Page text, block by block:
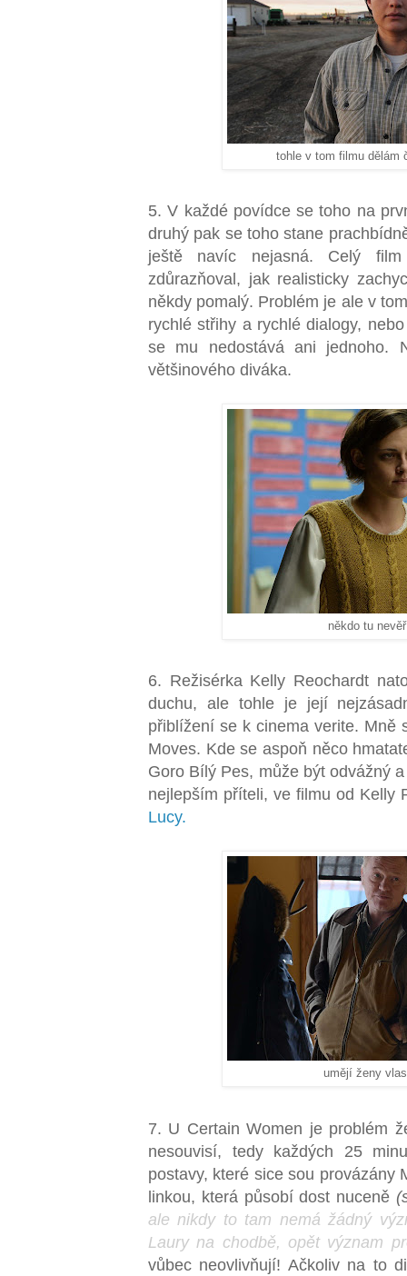
tohle v tom filmu dělám
5. V každé povídce se toho na
druhý pak se toho stane
ještě navíc nejasná. Celý
zdůrazňoval, jak realisticky
někdy pomalý. Problém je ale v
rychlé střihy a rychlé dialogy,
se mu nedostává ani jednoho.
většinového diváka.
někdo tu
6. Režisérka Kelly Reochardt
duchu, ale tohle je její
přiblížení se k cinema verite. Mně
Moves. Kde se aspoň něco
Goro Bílý Pes, může být odvážný
nejlepším příteli, ve filmu od
Lucy.
umějí ženy
7. U Certain Women je problém
nesouvisí, tedy každých 25
postavy, které sice sou provázány
linkou, která působí dost nuceně
ale nikdy to tam nemá žádný
Laury na chodbě, opět význam
vůbec neovlivňují! Ačkoliv na to